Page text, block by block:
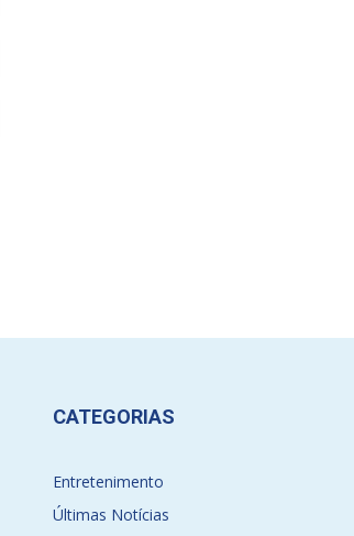
CATEGORIAS
Entretenimento
Últimas Notícias